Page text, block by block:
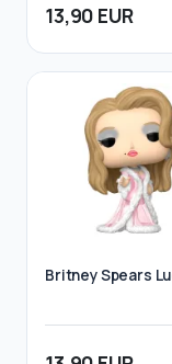
13,90 EUR
Britney Spears